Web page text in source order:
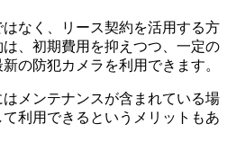
なく、リース契約を活用する方
、初期費用を抑えつつ、一定の
の防犯カメラを利用できます。
メンテナンスが含まれている場
利用できるというメリットもあ